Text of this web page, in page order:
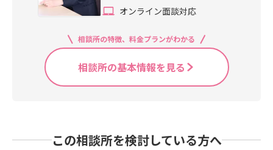
オンライン面談対応
相談所の特徴、料金プランがわかる
相談所の基本情報を見る
この相談所を検討している方へ